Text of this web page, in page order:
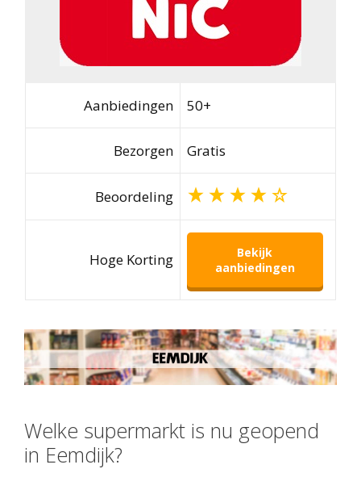
Aanbiedingen 50+
Bezorgen Gratis
Beoordeling
Hoge Korting
Bekijk
aanbiedingen
Welke supermarkt is nu geopend
in Eemdijk?